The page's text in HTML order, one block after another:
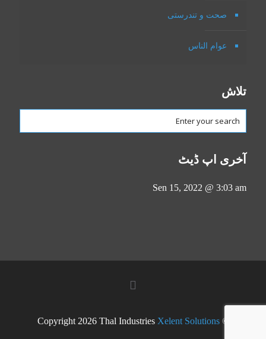
صحت و تندرستی
عوام الناس
تلاش
آخری اپ ڈیٹ
Sen 15, 2022 @ 3:03 am
© Copyright 2026 Thal Industries
Xelent Solutions